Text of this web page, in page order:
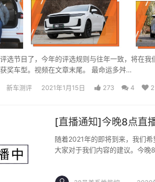
选节目了，今年的评选规则与往年一致，将在
奖车型。视频在文章末尾。 最命运多舛…
新车测评 2021年1月15日 273 4 2
[直播通知]今晚8点直
随着2021年的即将到来，我们
大家对于我们内容的建议。今